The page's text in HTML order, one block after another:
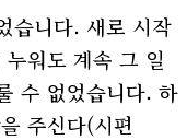
습니다. 새로 시작
워도 계속 그 일
수 없었습니다. 하
주신다(시편